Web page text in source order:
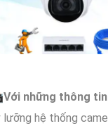
Với những thông
lưỡng hệ thống